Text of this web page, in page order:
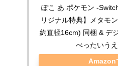
ぽこ あ ポケモン -
リジナル特典】メタモ
約直径16cm) 同梱 & デ
べったいう
Amazon